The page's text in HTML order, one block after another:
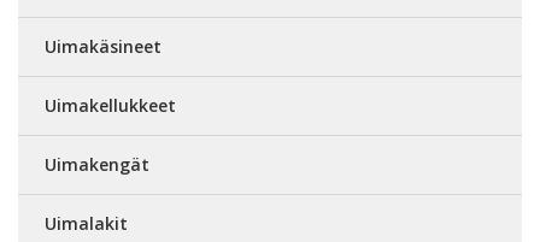
Uimakäsineet
Uimakellukkeet
Uimakengät
Uimalakit